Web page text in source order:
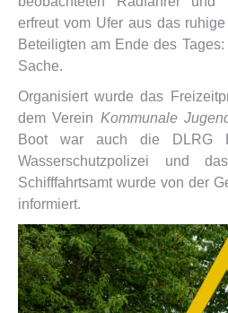
erfreut vom Ufer aus das
Beteiligten am Ende des
Sache.
Organisiert wurde das
dem Verein Kommunale
Boot war auch die DLRG
Wasserschutzpolizei und
Schifffahrtsamt wurde von der
informiert.